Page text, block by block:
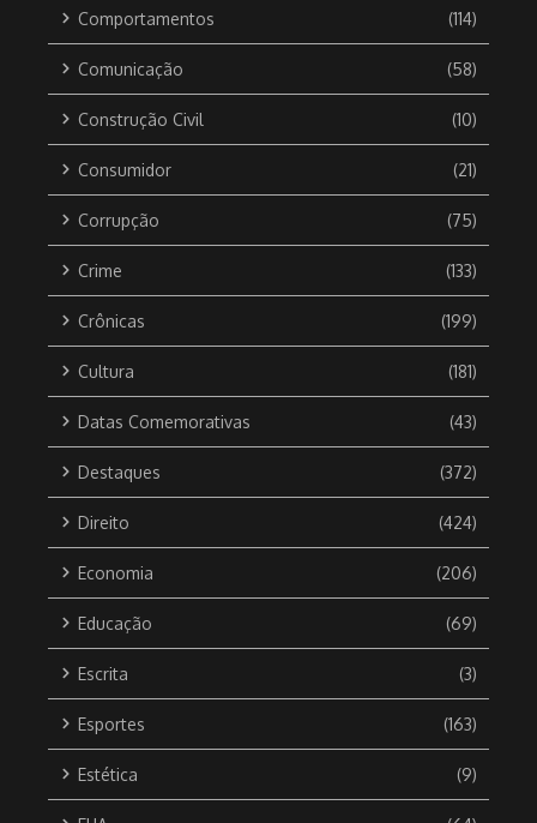
Comportamentos (114)
Comunicação (58)
Construção Civil (10)
Consumidor (21)
Corrupção (75)
Crime (133)
Crônicas (199)
Cultura (181)
Datas Comemorativas (43)
Destaques (372)
Direito (424)
Economia (206)
Educação (69)
Escrita (3)
Esportes (163)
Estética (9)